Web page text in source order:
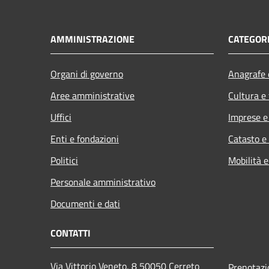
AMMINISTRAZIONE
Organi di governo
Aree amministrative
Uffici
Enti e fondazioni
Politici
Personale amministrativo
Documenti e dati
Cultura
Imprese
Catasto
Mobilità
CONTATTI
Via Vittorio Veneto, 8 50050 Cerreto